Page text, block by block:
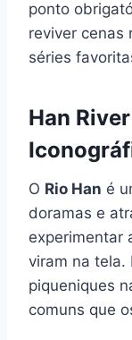
ponto
reviver cenas
séries
Han
O Rio Han é
doramas e
experimentar
viram na tela.
piqueniques
comuns que